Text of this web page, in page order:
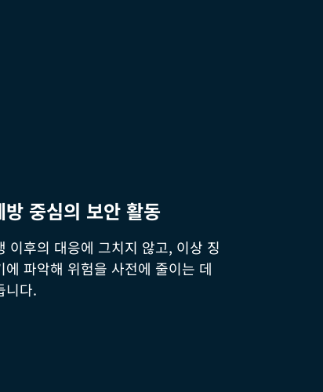
방 중심의 보안 활동
이후의 대응에 그치지 않고, 이상 징
에 파악해 위험을 사전에 줄이는 데
니다.